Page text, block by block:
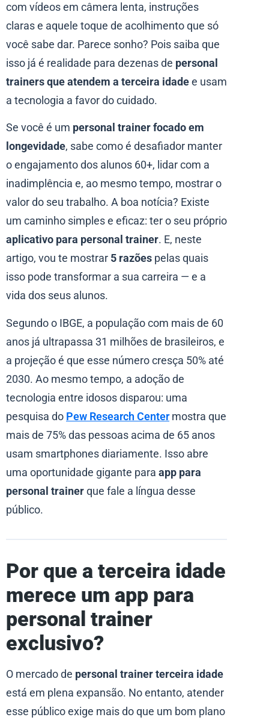
com vídeos em câmera lenta, instruções
claras e aquele toque de acolhimento que só
você sabe dar. Parece sonho? Pois saiba que
isso já é realidade para dezenas de personal
trainers que atendem a terceira idade e usam
a tecnologia a favor do cuidado.
Se você é um personal trainer focado em
longevidade, sabe como é desafiador manter
o engajamento dos alunos 60+, lidar com a
inadimplência e, ao mesmo tempo, mostrar o
valor do seu trabalho. A boa notícia? Existe
um caminho simples e eficaz: ter o seu próprio
aplicativo para personal trainer. E, neste
artigo, vou te mostrar 5 razões pelas quais
isso pode transformar a sua carreira — e a
vida dos seus alunos.
Segundo o IBGE, a população com mais de 60
anos já ultrapassa 31 milhões de brasileiros, e
a projeção é que esse número cresça 50% até
2030. Ao mesmo tempo, a adoção de
tecnologia entre idosos disparou: uma
pesquisa do Pew Research Centermostra que
mais de 75% das pessoas acima de 65 anos
usam smartphones diariamente. Isso abre
uma oportunidade gigante para app para
personal trainer que fale a língua desse
público.
Por que a terceira idade
merece um app para
personal trainer
exclusivo?
O mercado de personal trainer terceira idade
está em plena expansão. No entanto, atender
esse público exige mais do que um bom plano